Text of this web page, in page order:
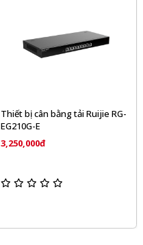
Thiết bị cân bằng tải Ruijie RG-
EG210G-E
3,250,000đ